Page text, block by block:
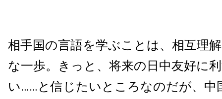
相手国の言語を学ぶことは、相互理
な一歩。きっと、将来の日中友好に
い……と信じたいところなのだが、中